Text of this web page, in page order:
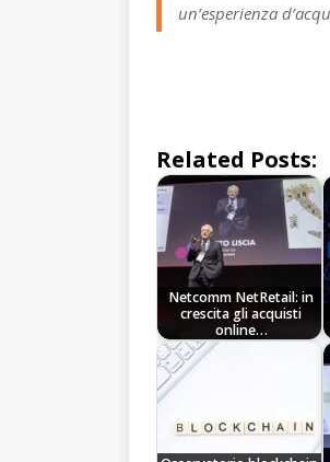
un’esperienza
Related Posts:
Netcomm NetRetail: in
crescita gli acquisti
online…